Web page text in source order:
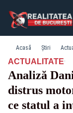
Acasă Știri
ACTUALITATE·
Analiză
distrus
ce statul a